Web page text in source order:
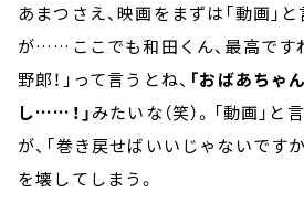
あまつさえ、映画をまずは「動画」
が……ここでも和田くん、最高ですね
野郎！」って言うとね、 「おばあちゃ
し……！」みたいな（笑）。「動画」
が、「巻き戻せばいいじゃないですか
を壊してしまう。